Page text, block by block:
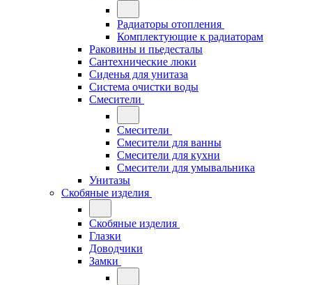
Радиаторы отопления
Комплектующие к радиаторам
Раковины и пьедесталы
Сантехнические люки
Сиденья для унитаза
Система очистки воды
Смесители
Смесители
Смесители для ванны
Смесители для кухни
Смесители для умывальника
Унитазы
Скобяные изделия
Скобяные изделия
Глазки
Доводчики
Замки